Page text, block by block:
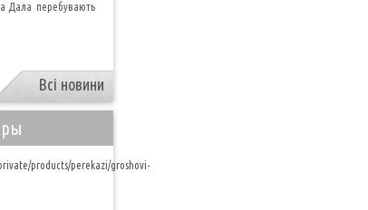
Дала перебувають
Всі новини
products/perekazi/groshovi-